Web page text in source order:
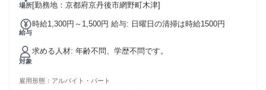
場所[勤務地：京都府京丹後市網野町木津]
給与
時給1,300円～1,500円 給与: 日曜日の清掃は時給1500円
対象
求める人材: 年齢不問、学歴不問です。
雇用形態： アルバイト・パート